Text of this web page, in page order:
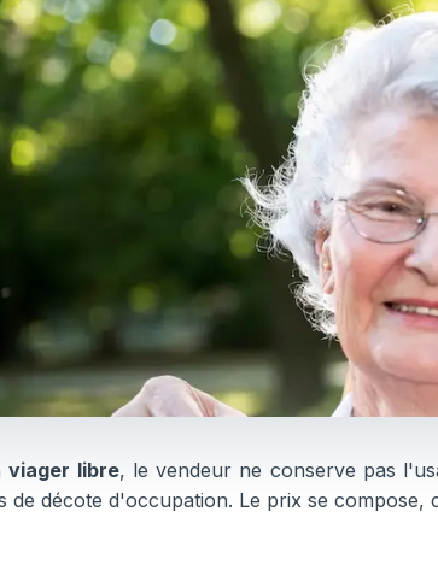
viager libre, le vendeur ne conserve pas
de décote d'occupation. Le prix se